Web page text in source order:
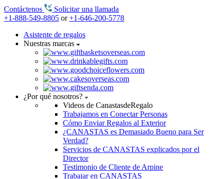
Contáctenos
Solicitar una llamada
+1-888-549-8805 or+1-646-200-5778
Asistente de regalos
Nuestras marcas
¿Por qué nosotros?
Videos de CanastasdeRegalo
Trabajamos en Conectar Personas
Cómo Enviar Regalos al Exterior
¿CANASTAS es Demasiado Bueno para Ser
Verdad?
Servicios de CANASTAS explicados por el
Director
Testimonio de Cliente de Arpine
Trabajar en CANASTAS